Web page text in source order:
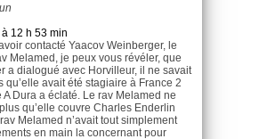
12 h 53 min
contacté Yaacov Weinberger, le
Melamed, je peux vous révéler, que
a dialogué avec Horvilleur, il ne savait
qu’elle avait été stagiaire à France 2
A Dura a éclaté. Le rav Melamed ne
qu’elle couvre Charles Enderlin
Melamed n’avait tout simplement
en main la concernant pour